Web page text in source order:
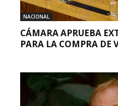
NACIONAL
CÁMARA APRUEBA
PARA LA COMPRA DE